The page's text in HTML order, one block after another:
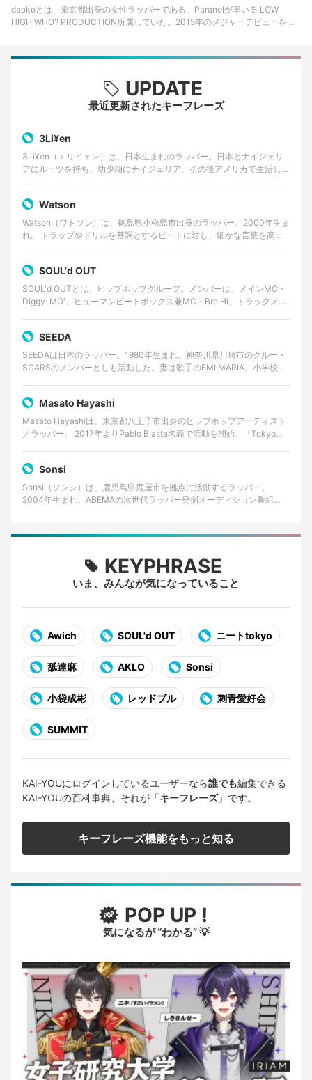
daokoとは、東京都出身の女性ラッパーである。Paranelが率いる LOW
HIGH WHO? PRODUCTION所属していた。2015年のメジャーデビューを契
UPDATE
最近更新されたキーフレーズ
3Li¥en
3Li¥en（エリイェン）は、日本生まれのラッパー。日本とナイジェリ
アにルーツを持ち、幼少期にナイジェリア、その後アメリカで生活した
Watson
Watson（ワトソン）は、徳島県小松島市出身のラッパー。2000年生ま
れ。 トラップやドリルを基調とするビートに対し、細かな言葉を高速
SOUL'd OUT
SOUL'd OUTとは、ヒップホップグループ。メンバーは、メインMC・
Diggy-MO'、ヒューマンビートボックス兼MC・Bro.Hi、トラックメイ
SEEDA
SEEDAは日本のラッパー。1980年生まれ。神奈川県川崎市のクルー・
SCARSのメンバーとしも活動した。妻は歌手のEMI MARIA。小学校一
Masato Hayashi
Masato Hayashiは、東京都八王子市出身のヒップホップアーティスト
／ラッパー。 2017年よりPablo Blasta名義で活動を開始。「Tokyo
Sonsi
Sonsi（ソンシ）は、鹿児島県鹿屋市を拠点に活動するラッパー。
2004年生まれ。ABEMAの次世代ラッパー発掘オーディション番組
KEYPHRASE
いま、みんなが気になっていること
Awich SOUL'd OUT ニートtokyo
舐達麻 AKLO Sonsi
小袋成彬 レッドブル 刺青愛好会
SUMMIT
KAI-YOUにログインしているユーザーなら誰でも編集できる
KAI-YOUの百科事典、それが「キーフレーズ」です。
キーフレーズ機能をもっと知る
POP UP !
気になるが “わかる” 💡